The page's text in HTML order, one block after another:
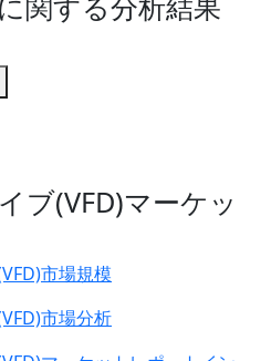
ブ(VFD)マーケッ
市場規模
市場分析